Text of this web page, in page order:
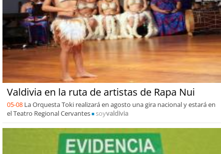
Valdivia en la ruta de artistas de Rapa Nui
05-08 La Orquesta Toki realizará en agosto una gira nacional y estará en
el Teatro Regional Cervantes
soyvaldivia